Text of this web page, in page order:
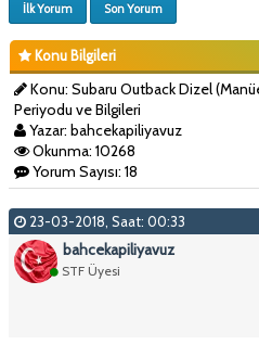
İlk Yorum Son Yorum
Konu Bilgileri
Konu: Subaru Outback Dizel
Periyodu ve Bilgileri
Yazar: bahcekapiliyavuz
Okunma: 10268
Yorum Sayısı: 18
23-03-2018, Saat: 00:33
bahcekapiliyavuz
STF Üyesi